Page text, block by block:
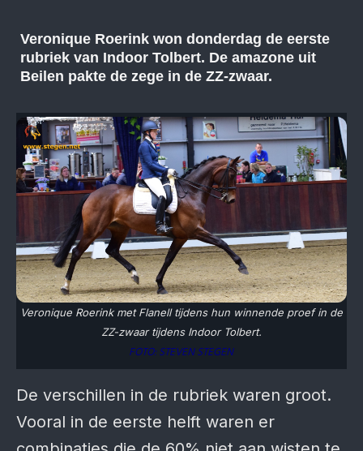
Veronique Roerink won donderdag de eerste
rubriek van Indoor Tolbert. De amazone uit
Beilen pakte de zege in de ZZ-zwaar.
Veronique Roerink met Flanell tijdens hun winnende proef in de
ZZ-zwaar tijdens Indoor Tolbert.
FOTO: STEVEN STEGEN
De verschillen in de rubriek waren groot.
Vooral in de eerste helft waren er